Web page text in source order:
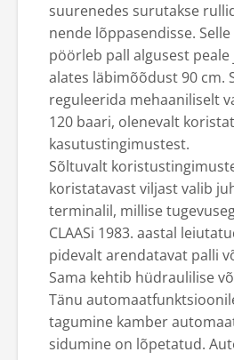
suurenedes surutakse
nende lõppasendisse.
pöörleb pall algusest
alates läbimõõdust 90 cm.
reguleerida mehaaniliselt
120 baari, olenevalt
kasutustingimustest.
Sõltuvalt
koristatavast viljast valib
terminalil, millise
CLAASi 1983. aastal
pidevalt arendatavat palli
Sama kehtib hüdraulilise
Tänu
tagumine kamber
sidumine on lõpetatud.